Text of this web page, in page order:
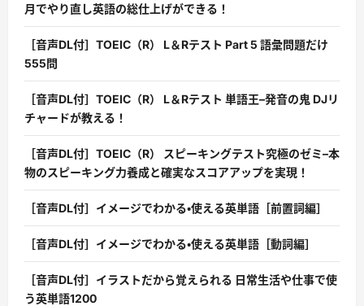
月でやり直し英語の総仕上げができる！
［音声DL付］TOEIC（R） L＆Rテスト Part 5 語彙問題だけ
555問
［音声DL付］TOEIC（R） L＆Rテスト 単語王–発音の鬼 DJリ
チャードが教える！
［音声DL付］TOEIC（R） スピーキングテスト究極のゼミ–本
物のスピーキング力養成と確実なスコアアップを実現！
［音声DL付］イメージでわかる・使える英単語［前置詞編］
［音声DL付］イメージでわかる・使える英単語［動詞編］
［音声DL付］イラストだから覚えられる 日常生活や仕事で使
う英単語1200